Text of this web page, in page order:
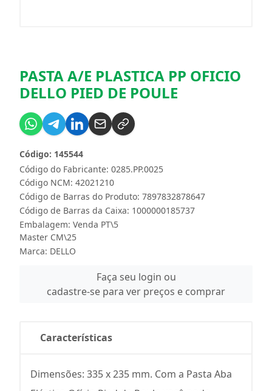
PASTA A/E PLASTICA PP OFICIO
DELLO PIED DE POULE
Código do Fabricante: 0285.PP.0025
Código: 145544
Código NCM: 42021210
Código de Barras do Produto: 7897832878647
Código de Barras da Caixa: 1000000185737
Embalagem: Venda PT\5
Master CM\25
Marca: DELLO
Faça seu login ou
cadastre-se para ver preços e comprar
Características
Dimensões: 335 x 235 mm. Com a Pasta Aba